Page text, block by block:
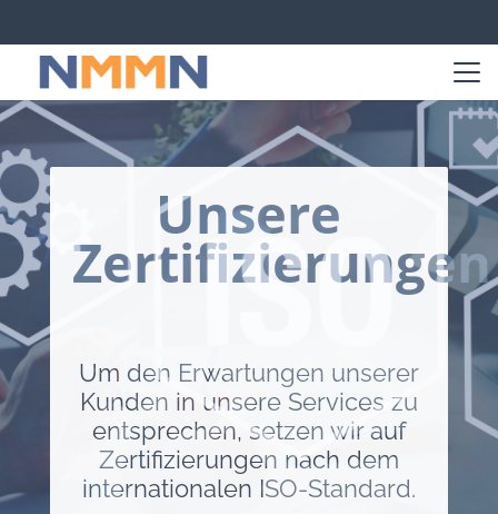
Unsere
Zertifizierungen
Um den Erwartungen unserer
Kunden in unsere Services zu
entsprechen, setzen wir auf
Zertifizierungen nach dem
internationalen ISO-Standard.